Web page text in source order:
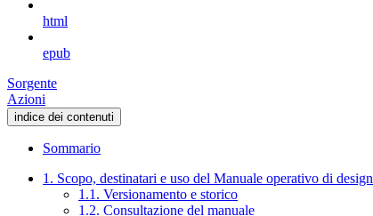
html
epub
Sorgente
Azioni
indice dei contenuti
Sommario
1. Scopo, destinatari e uso del Manuale operativo di design
1.1. Versionamento e storico
1.2. Consultazione del manuale